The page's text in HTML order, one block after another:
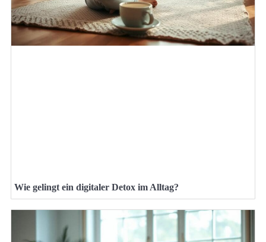
Wie gelingt ein digitaler Detox im Alltag?